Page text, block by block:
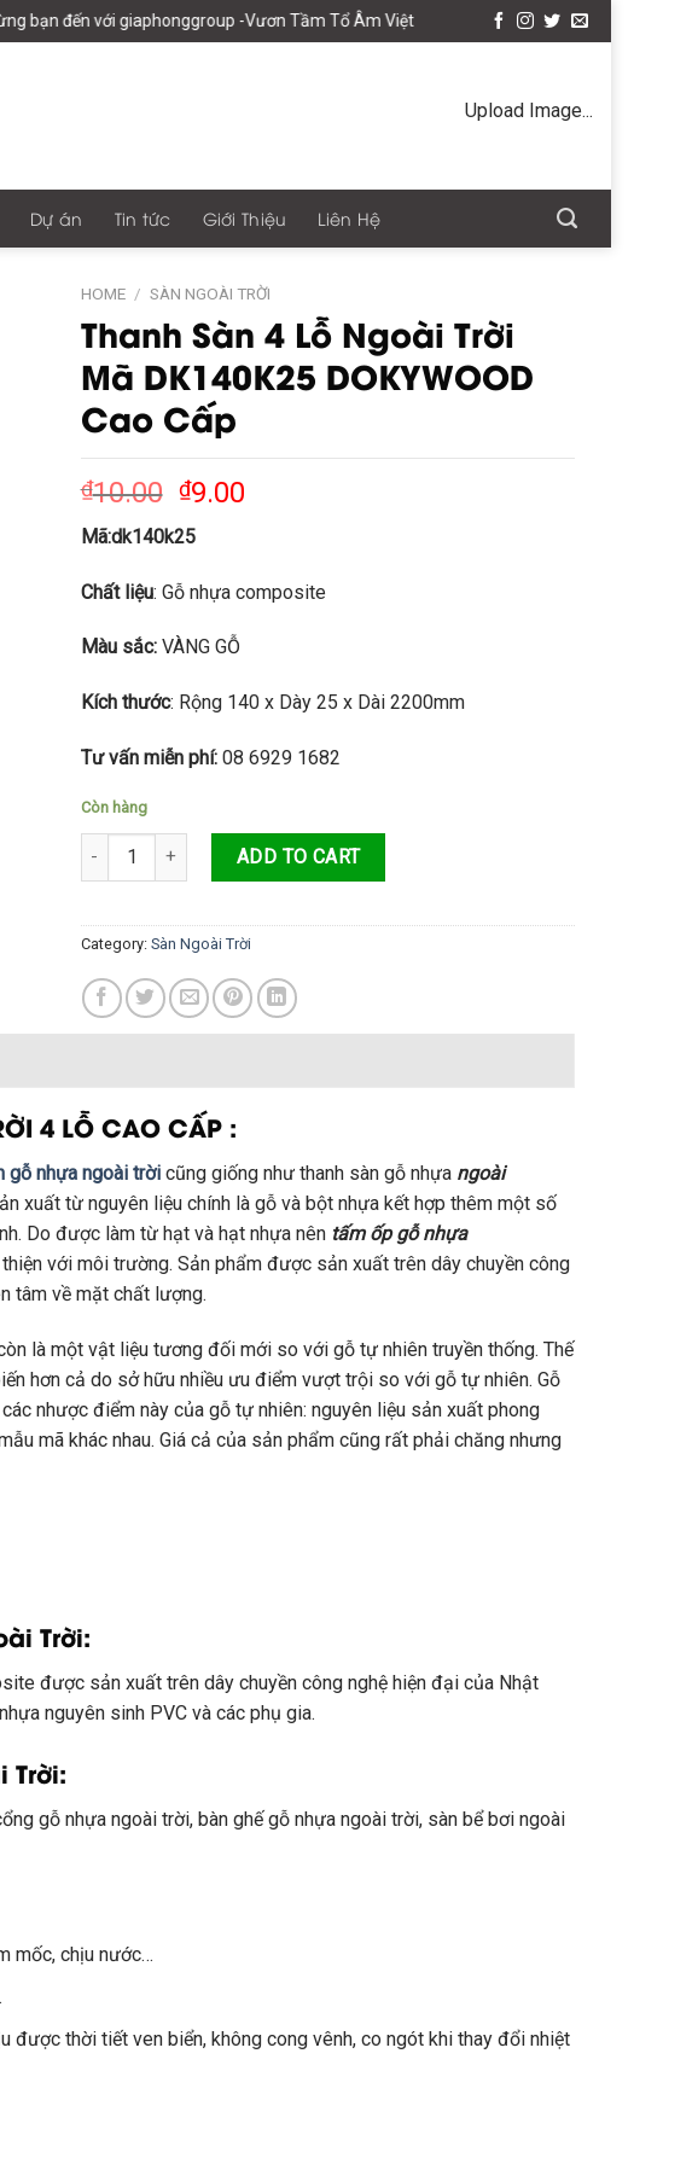
đến với giaphonggroup -Vươn Tầm Tổ Âm Việt
Upload Image...
Dự án Tin tức Giới Thiệu Liên Hệ
HOME / SÀN NGOÀI TRỜI
Thanh Sàn 4 Lỗ Ngoài Trời
Mã DK140K25 DOKYWOOD
Cao Cấp
₫10.00 ₫9.00
Mã:dk140k25
Chất liệu: Gỗ nhựa composite
Màu sắc:VÀNG GỖ
Kích thước: Rộng 140 x Dày 25 x Dài 2200mm
Tư vấn miễn phí:08 6929 1682
Còn hàng
Thanh Sàn 4 Lỗ Ngoài Trời Mã DK140K25 DOKYWOOD Cao Cấp quantity
ADD TO CART
Category: Sàn Ngoài Trời
4 LỖ CAO CẤP :
gỗ nhựa ngoài trời cũng giống như thanh sàn gỗ nhựa ngoài
xuất từ nguyên liệu chính là gỗ và bột nhựa kết hợp thêm một số
Do được làm từ hạt và hạt nhựa nên tấm ốp gỗ nhựa
với môi trường. Sản phẩm được sản xuất trên dây chuyền công
tâm về mặt chất lượng.
là một vật liệu tương đối mới so với gỗ tự nhiên truyền thống. Thế
hơn cả do sở hữu nhiều ưu điểm vượt trội so với gỗ tự nhiên. Gỗ
nhược điểm này của gỗ tự nhiên: nguyên liệu sản xuất phong
mã khác nhau. Giá cả của sản phẩm cũng rất phải chăng nhưng
Trời:
được sản xuất trên dây chuyền công nghệ hiện đại của Nhật
nguyên sinh PVC và các phụ gia.
Trời:
gỗ nhựa ngoài trời, bàn ghế gỗ nhựa ngoài trời, sàn bể bơi ngoài
mốc, chịu nước…
được thời tiết ven biển, không cong vênh, co ngót khi thay đổi nhiệt